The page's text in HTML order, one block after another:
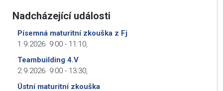
Nadcházející události
Písemná maturitní zkouška z Fj
1.9.2026 9:00 - 11:10,
Teambuilding 4.V
2.9.2026 9:00 - 13:30,
Ústní maturitní zkouška